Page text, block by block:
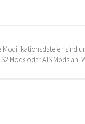
sind
Mods oder ATS Mods an.